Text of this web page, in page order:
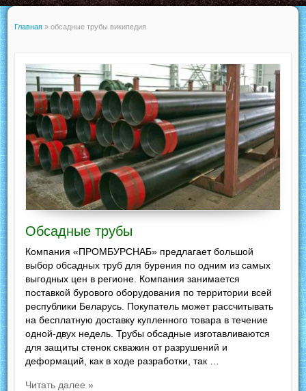
Главная » обсадные трубы википедия
Обсадные трубы
Компания «ПРОМБУРСНАБ» предлагает большой
выбор обсадных труб для бурения по одним из самых
выгодных цен в регионе. Компания занимается
поставкой бурового оборудования по территории всей
республики Беларусь. Покупатель может рассчитывать
на бесплатную доставку купленного товара в течение
одной-двух недель. Трубы обсадные изготавливаются
для защиты стенок скважин от разрушений и
деформаций, как в ходе разработки, так …
Читать далее »